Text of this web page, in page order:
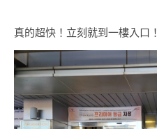
真的超快！立刻就到一樓入口！